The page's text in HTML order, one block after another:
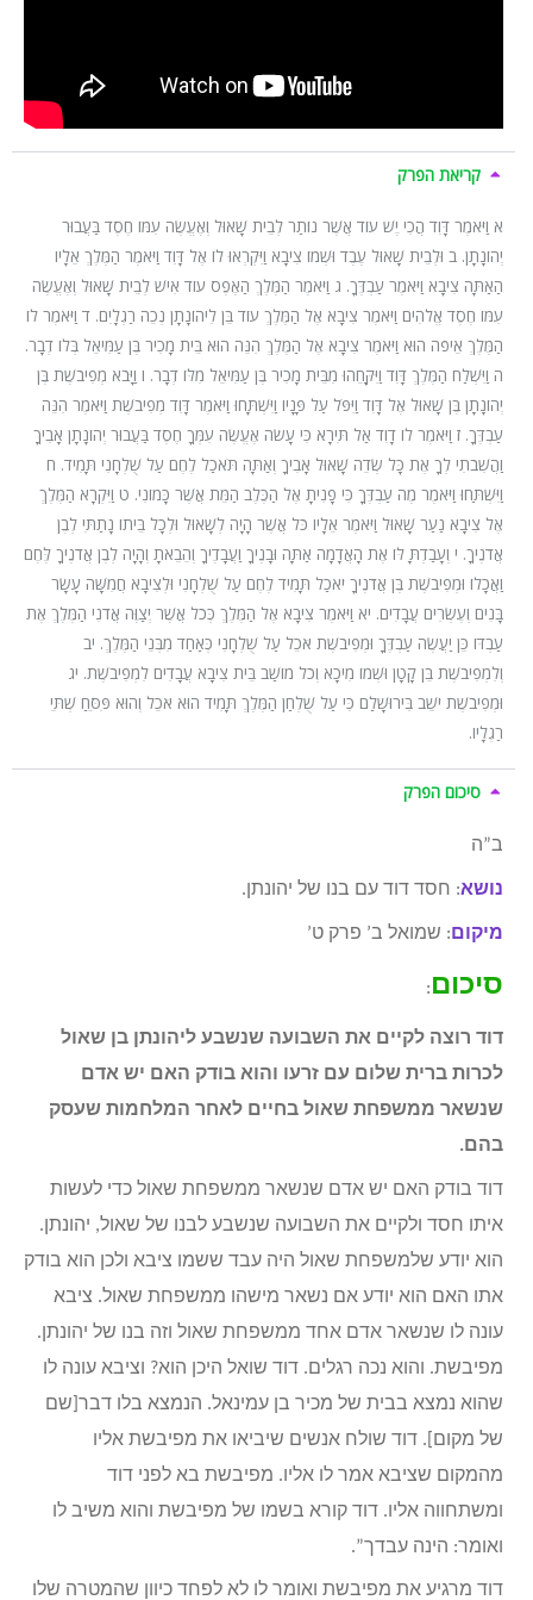
קריאת הפרק
א וַיֹּאמֶר דָּוִד הֲכִי יֶשׁ עוֹד אֲשֶׁר נוֹתַר לְבֵית שָׁאוּל וְאֶעֱשֶׂה עִמּוֹ חֶסֶד בַּעֲבוּר
יְהוֹנָתָן. ב וּלְבֵית שָׁאוּל עֶבֶד וּשְׁמוֹ צִיבָא וַיִּקְרְאוּ לוֹ אֶל דָּוִד וַיֹּאמֶר הַמֶּלֶךְ אֵלָיו
הַאַתָּה צִיבָא וַיֹּאמֶר עַבְדֶּךָ. ג וַיֹּאמֶר הַמֶּלֶךְ הַאֶפֶס עוֹד אִישׁ לְבֵית שָׁאוּל וְאֶעֱשֶׂה
עִמּוֹ חֶסֶד אֱלֹהִים וַיֹּאמֶר צִיבָא אֶל הַמֶּלֶךְ עוֹד בֵּן לִיהוֹנָתָן נְכֵה רַגְלָיִם. ד וַיֹּאמֶר לוֹ
הַמֶּלֶךְ אֵיפֹה הוּא וַיֹּאמֶר צִיבָא אֶל הַמֶּלֶךְ הִנֵּה הוּא בֵּית מָכִיר בֶּן עַמִּיאֵל בְּלוֹ דְבָר.
ה וַיִּשְׁלַח הַמֶּלֶךְ דָּוִד וַיִּקָּחֵהוּ מִבֵּית מָכִיר בֶּן עַמִּיאֵל מִלּוֹ דְבָר. ו וַיָּבֹא מְפִיבֹשֶׁת בֶּן
יְהוֹנָתָן בֶּן שָׁאוּל אֶל דָּוִד וַיִּפֹּל עַל פָּנָיו וַיִּשְׁתָּחוּ וַיֹּאמֶר דָּוִד מְפִיבֹשֶׁת וַיֹּאמֶר הִנֵּה
עַבְדֶּךָ. ז וַיֹּאמֶר לוֹ דָוִד אַל תִּירָא כִּי עָשֹׂה אֶעֱשֶׂה עִמְּךָ חֶסֶד בַּעֲבוּר יְהוֹנָתָן אָבִיךָ
וַהֲשִׁבֹתִי לְךָ אֶת כָּל שְׂדֵה שָׁאוּל אָבִיךָ וְאַתָּה תֹּאכַל לֶחֶם עַל שֻׁלְחָנִי תָּמִיד. ח
וַיִּשְׁתַּחוּ וַיֹּאמֶר מֶה עַבְדֶּךָ כִּי פָנִיתָ אֶל הַכֶּלֶב הַמֵּת אֲשֶׁר כָּמוֹנִי. ט וַיִּקְרָא הַמֶּלֶךְ
אֶל צִיבָא נַעַר שָׁאוּל וַיֹּאמֶר אֵלָיו כֹּל אֲשֶׁר הָיָה לְשָׁאוּל וּלְכָל בֵּיתוֹ נָתַתִּי לְבֶן
אֲדֹנֶיךָ. י וְעָבַדְתָּ לּוֹ אֶת הָאֲדָמָה אַתָּה וּבָנֶיךָ וַעֲבָדֶיךָ וְהֵבֵאתָ וְהָיָה לְבֶן אֲדֹנֶיךָ לֶּחֶם
וַאֲכָלוֹ וּמְפִיבֹשֶׁת בֶּן אֲדֹנֶיךָ יֹאכַל תָּמִיד לֶחֶם עַל שֻׁלְחָנִי וּלְצִיבָא חֲמִשָּׁה עָשָׂר
בָּנִים וְעֶשְׂרִים עֲבָדִים. יא וַיֹּאמֶר צִיבָא אֶל הַמֶּלֶךְ כְּכֹל אֲשֶׁר יְצַוֶּה אֲדֹנִי הַמֶּלֶךְ אֶת
עַבְדּוֹ כֵּן יַעֲשֶׂה עַבְדֶּךָ וּמְפִיבֹשֶׁת אֹכֵל עַל שֻׁלְחָנִי כְּאַחַד מִבְּנֵי הַמֶּלֶךְ. יב
וְלִמְפִיבֹשֶׁת בֵּן קָטָן וּשְׁמוֹ מִיכָא וְכֹל מוֹשַׁב בֵּית צִיבָא עֲבָדִים לִמְפִיבֹשֶׁת. יג
וּמְפִיבֹשֶׁת יֹשֵׁב בִּירוּשָׁלַ͏ִם כִּי עַל שֻׁלְחַן הַמֶּלֶךְ תָּמִיד הוּא אֹכֵל וְהוּא פִּסֵּחַ שְׁתֵּי
רַגְלָיו.
סיכום הפרק
ב”ה
נושא: חסד דוד עם בנו של יהונתן.
מיקום : שמואל ב’ פרק ט’
סיכום:
דוד רוצה לקיים את השבועה שנשבע ליהונתן בן שאול
לכרות ברית שלום עם זרעו והוא בודק האם יש אדם
שנשאר ממשפחת שאול בחיים לאחר המלחמות שעסק
בהם.
דוד בודק האם יש אדם שנשאר ממשפחת שאול כדי לעשות
איתו חסד ולקיים את השבועה שנשבע לבנו של שאול, יהונתן.
הוא יודע שלמשפחת שאול היה עבד ששמו ציבא ולכן הוא בודק
אתו האם הוא יודע אם נשאר מישהו ממשפחת שאול. ציבא
עונה לו שנשאר אדם אחד ממשפחת שאול וזה בנו של יהונתן.
מפיבשת. והוא נכה רגלים. דוד שואל היכן הוא? וציבא עונה לו
שהוא נמצא בבית של מכיר בן עמינאל. הנמצא בלו דבר[שם
של מקום]. דוד שולח אנשים שיביאו את מפיבשת אליו
מהמקום שציבא אמר לו אליו. מפיבשת בא לפני דוד
ומשתחווה אליו. דוד קורא בשמו של מפיבשת והוא משיב לו
ואומר: הינה עבדך”.
דוד מרגיע את מפיבשת ואומר לו לא לפחד כיוון שהמטרה שלו